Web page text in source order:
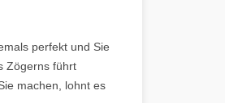
perfekt und Sie
Zögerns führt
machen, lohnt es